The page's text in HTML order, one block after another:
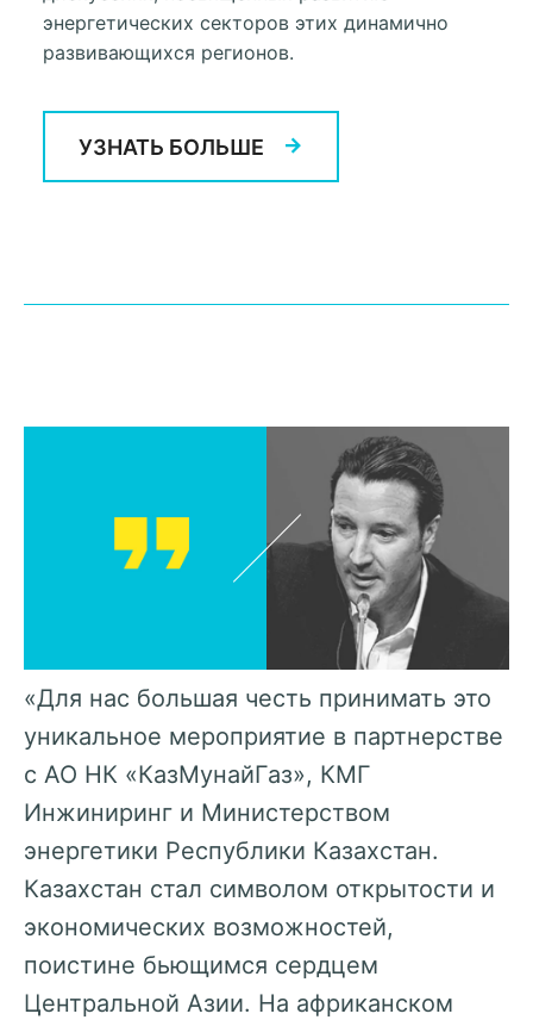
энергетических секторов этих динамично
развивающихся регионов.
УЗНАТЬ БОЛЬШЕ
«Для нас большая честь принимать это
уникальное мероприятие в партнерстве
с АО НК «КазМунайГаз», КМГ
Инжиниринг и Министерством
энергетики Республики Казахстан.
Казахстан стал символом открытости и
экономических возможностей,
поистине бьющимся сердцем
Центральной Азии. На африканском